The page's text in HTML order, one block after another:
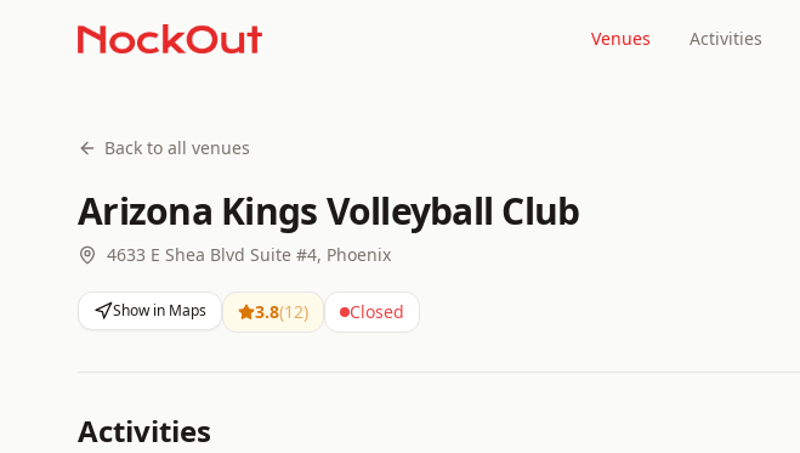
Venues Activities
Back to all venues
Arizona Kings Volleyball Club
4633 E Shea Blvd Suite #4, Phoenix
Show in Maps 3.8(12) Closed
Activities